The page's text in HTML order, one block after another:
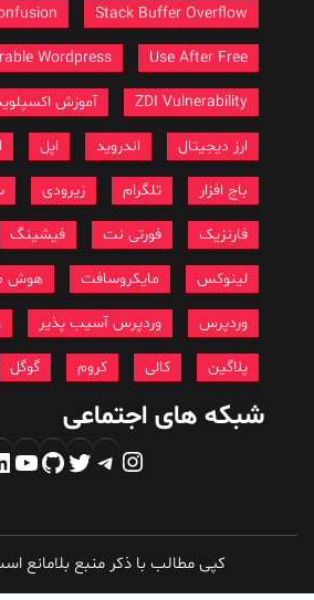
Stack Buffer Overflow
Confusion
Use After Free
Wordpress
ZDI Vulnerability آموزش اکسپلویت
ارز دیجیتال اندروید
باج افزار تلگرام زیرودی
فارنزیک فورتی نت فیشینگ
لینوکس مایکروسافت هوش
وردپرس وردپرس آسیب پذیر
پلاگین
شبکه های اجتماعی
اینستاگرم
تلگرام
توییتر
کپی مطالب با ذکر منبع بلامانع است |